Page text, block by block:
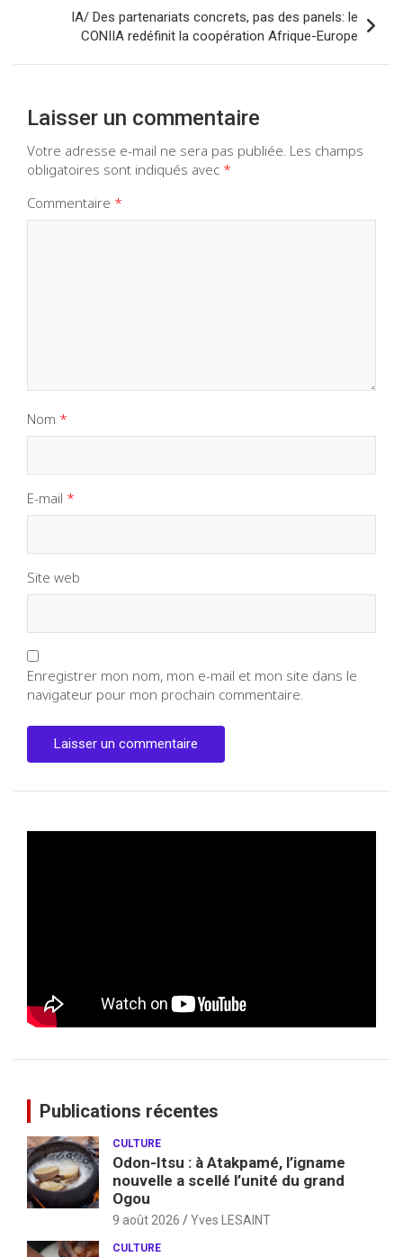
IA/ Des partenariats concrets, pas des panels: le
CONIIA redéfinit la coopération Afrique-Europe
Laisser un commentaire
Votre adresse e-mail ne sera pas publiée. Les champs
obligatoires sont indiqués avec *
Commentaire *
Nom *
E-mail *
Site web
Enregistrer mon nom, mon e-mail et mon site dans le
navigateur pour mon prochain commentaire.
Publications récentes
CULTURE
Odon-Itsu : à Atakpamé, l’igname
nouvelle a scellé l’unité du grand
Ogou
9 août 2026 Yves LESAINT
CULTURE